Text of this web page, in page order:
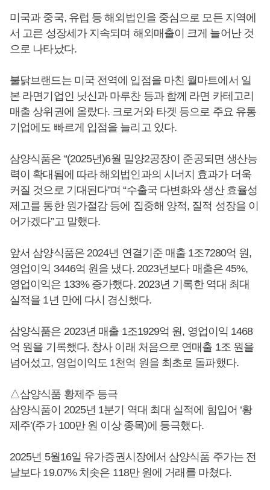
미국과 중국, 유럽 등 해외법인을 중심으로 모든 지역에
서 고른 성장세가 지속되며 해외매출이 크게 늘어난 것
으로 나타났다.
불닭브랜드는 미국 전역에 입점을 마친 월마트에서 일
본 라면기업인 닛신과 마루찬 등과 함께 라면 카테고리
매출 상위권에 올랐다. 크로거와 타겟 등으로 주요 유통
기업에도 빠르게 입점을 늘리고 있다.
삼양식품은 “(2025년)6월 밀양2공장이 준공되면 생산능
력이 확대됨에 따라 해외법인과의 시너지 효과가 더욱
커질 것으로 기대된다”며 “수출국 다변화와 생산 효율성
제고를 통한 원가절감 등에 집중해 양적, 질적 성장을 이
어가겠다”고 말했다.
앞서 삼양식품은 2024년 연결기준 매출 1조7280억 원,
영업이익 3446억 원을 냈다. 2023년보다 매출은 45%,
영업이익은 133% 증가했다. 2023년 기록한 역대 최대
실적을 1년 만에 다시 경신했다.
삼양식품은 2023년 매출 1조1929억 원, 영업이익 1468
억 원을 기록했다. 창사 이래 처음으로 연매출 1조 원을
넘어섰고, 영업이익도 1천억 원을 최초로 돌파했다.
△삼양식품 황제주 등극
삼양식품이 2025년 1분기 역대 최대 실적에 힘입어 ‘황
제주’(주가 100만 원 이상 종목)에 등극했다.
2025년 5월16일 유가증권시장에서 삼양식품 주가는 전
날보다 19.07% 치솟은 118만 원에 거래를 마쳤다.